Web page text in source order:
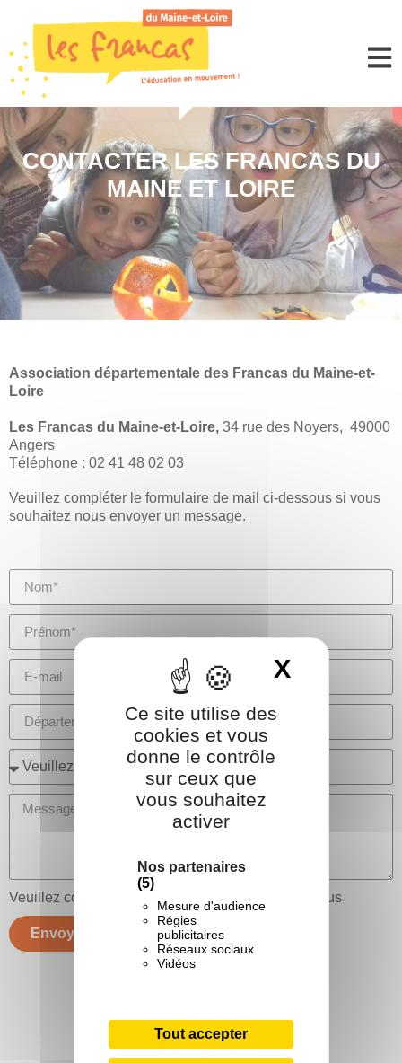
Panneau de gestion des cookies
Ce site utilise des
cookies et vous
donne le contrôle
sur ceux que
vous souhaitez
activer
Nos partenaires
(5)
Mesure d'audience
Régies
publicitaires
Réseaux sociaux
Vidéos
Tout accepter
X
CONTACTER LES FRANCAS DU
MAINE ET LOIRE
Association départementale des Francas du Maine-et-
Loire
Les Francas du Maine-et-Loire, 34 rue des Noyers, 49000
Angers
Téléphone : 02 41 48 02 03
Veuillez compléter le formulaire de mail ci-dessous si vous
souhaitez nous envoyer un message.
Veuillez compléter le captcha de sécurité ci-dessous
Envoyer